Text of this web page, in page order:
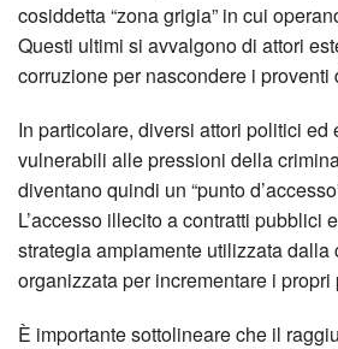
cosiddetta “zona grigia” in cui
Questi ultimi si avvalgono di attori
corruzione per nascondere i
In particolare, diversi attori politici
vulnerabili alle pressioni della
diventano quindi un “punto
L’accesso illecito a contratti pubblici
strategia ampiamente utilizzata dalla
organizzata per incrementare i propri
È importante sottolineare che il